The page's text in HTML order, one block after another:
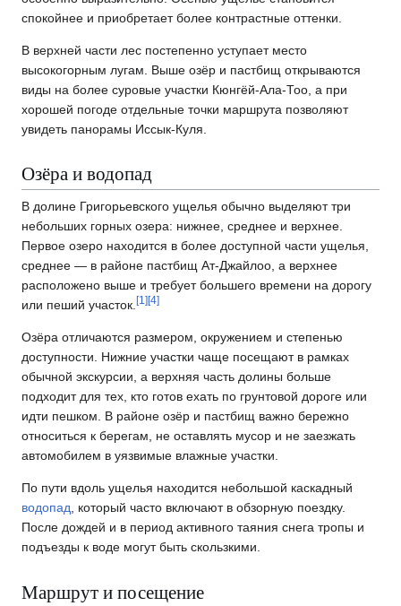
спокойнее и приобретает более контрастные оттенки.
В верхней части лес постепенно уступает место
высокогорным лугам. Выше озёр и пастбищ открываются
виды на более суровые участки Кюнгёй-Ала-Тоо, а при
хорошей погоде отдельные точки маршрута позволяют
увидеть панорамы Иссык-Куля.
Озёра и водопад
В долине Григорьевского ущелья обычно выделяют три
небольших горных озера: нижнее, среднее и верхнее.
Первое озеро находится в более доступной части ущелья,
среднее — в районе пастбищ Ат-Джайлоо, а верхнее
расположено выше и требует большего времени на дорогу
или пеший участок. [1 ] [4]
Озёра отличаются размером, окружением и степенью
доступности. Нижние участки чаще посещают в рамках
обычной экскурсии, а верхняя часть долины больше
подходит для тех, кто готов ехать по грунтовой дороге или
идти пешком. В районе озёр и пастбищ важно бережно
относиться к берегам, не оставлять мусор и не заезжать
автомобилем в уязвимые влажные участки.
По пути вдоль ущелья находится небольшой каскадный
водопад , который часто включают в обзорную поездку.
После дождей и в период активного таяния снега тропы и
подъезды к воде могут быть скользкими.
Маршрут и посещение